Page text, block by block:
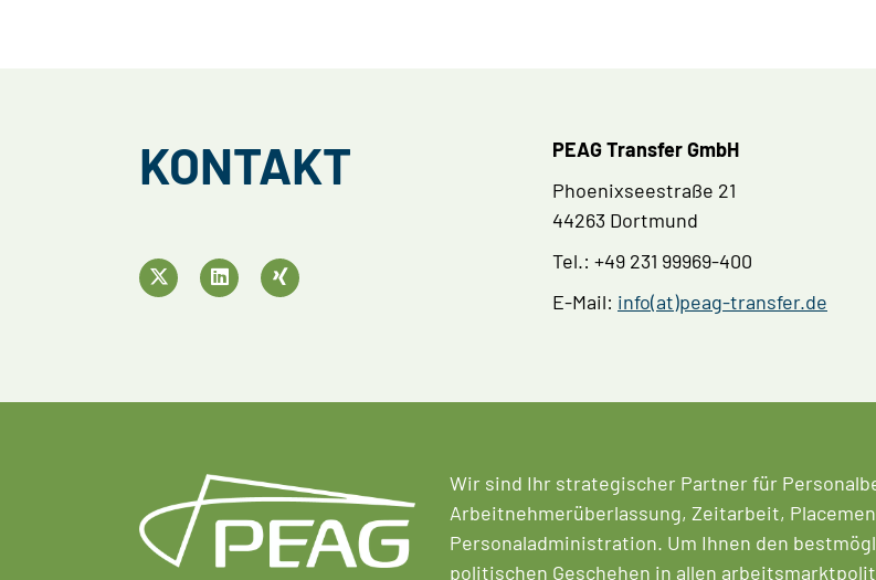
KONTAKT
PEAG Transfer GmbH
Phoenixseestraße 21
44263 Dortmund
Tel.: +49 231 99969-400
E-Mail: info(at)peag-transfer.de
Wir sind Ihr strategischer Partner für
Arbeitnehmerüberlassung, Zeitarbeit,
Personaladministration. Um Ihnen den
politischen Geschehen in allen